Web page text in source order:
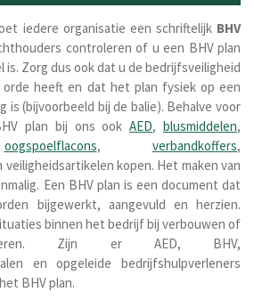
iedere organisatie een schriftelijk BHV
controleren of u een BHV plan
Zorg dus ook dat u de bedrijfsveiligheid
orde heeft en dat het plan fysiek op een
is (bijvoorbeeld bij de balie). Behalve voor
plan bij ons ookAED,blusmiddelen,
oogspoelflacons, verbandkoffers,
veiligheidsartikelen kopen. Het maken van
Een BHV plan is een document dat
bijgewerkt, aangevuld en herzien.
binnen het bedrijf bij verbouwen of
Zijn er AED, BHV,
en opgeleide bedrijfshulpverleners
BHV plan.